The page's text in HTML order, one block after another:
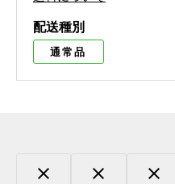
配送種別
通常品